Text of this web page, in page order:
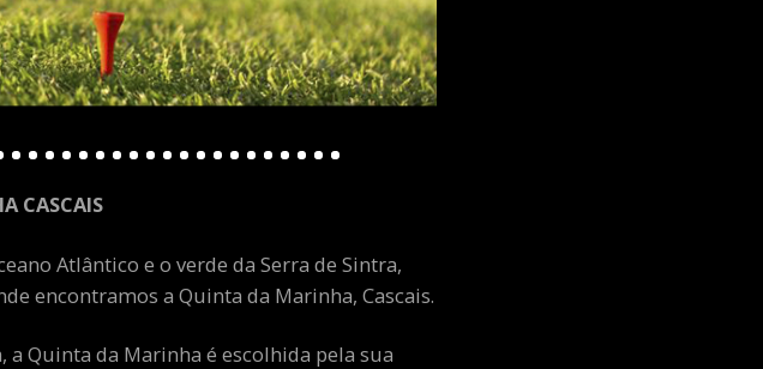
CASCAIS
Atlântico e o verde da Serra de Sintra,
encontramos a Quinta da Marinha, Cascais.
Quinta da Marinha é escolhida pela sua